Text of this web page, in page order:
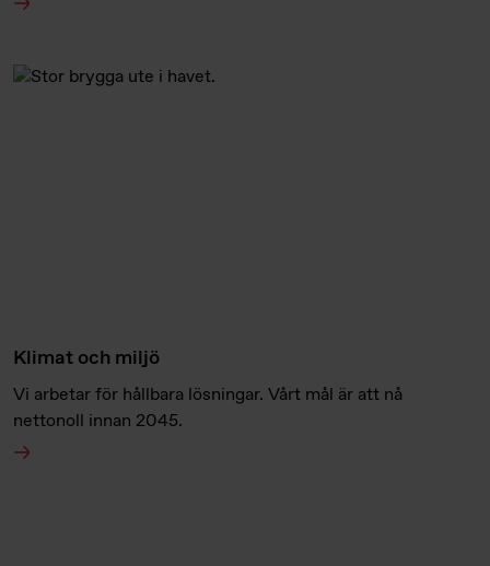
Klimat och miljö
Vi arbetar för hållbara lösningar. Vårt mål är att nå
nettonoll innan 2045.